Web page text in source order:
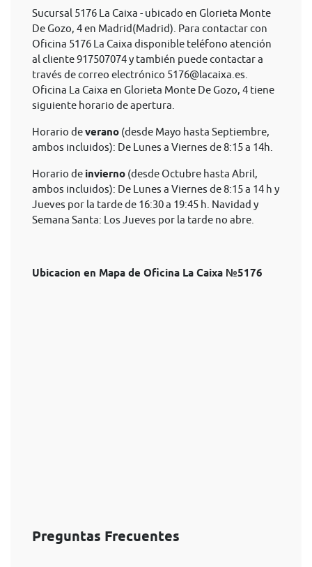
Sucursal 5176 La Caixa - ubicado en Glorieta Monte
De Gozo, 4 en Madrid(Madrid). Para contactar con
Oficina 5176 La Caixa disponible teléfono atención
al cliente 917507074 y también puede contactar a
través de correo electrónico 5176@lacaixa.es
Oficina La Caixa en Glorieta Monte De Gozo, 4 tiene
siguiente horario de apertura.
Horario deverano (desde Mayo hasta Septiembre,
ambos incluidos): De Lunes a Viernes de 8:15 a 14h.
Horario de invierno (desde Octubre hasta Abril,
ambos incluidos): De Lunes a Viernes de 8:15 a 14 h y
Jueves por la tarde de 16:30 a 19:45 h. Navidad y
Semana Santa: Los Jueves por la tarde no abre.
Ubicacion en Mapa de Oficina La Caixa №5176
Preguntas Frecuentes